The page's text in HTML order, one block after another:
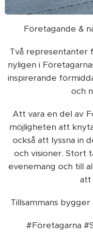
Företagande &
Två representanter
nyligen i
inspirerande
och
Att vara en del av
möjligheten att
också att lyssna in
och visioner. Stort
evenemang och till
att
Tillsammans
#Företagarna